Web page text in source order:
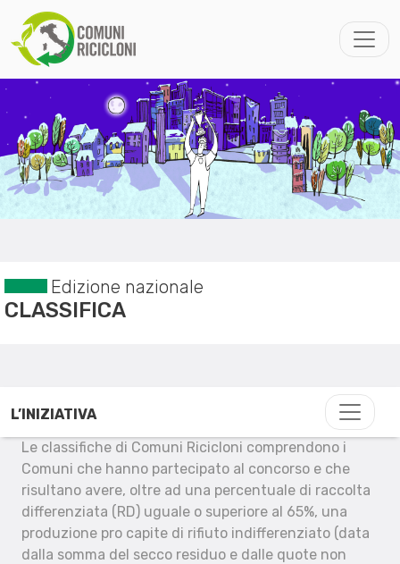
Edizione nazionale
CLASSIFICA
L’INIZIATIVA
Le classifiche di Comuni Ricicloni comprendono i
Comuni che hanno partecipato al concorso e che
risultano avere, oltre ad una percentuale di raccolta
differenziata (RD) uguale o superiore al 65%, una
produzione pro capite di rifiuto indifferenziato (data
dalla somma del secco residuo e dalle quote non